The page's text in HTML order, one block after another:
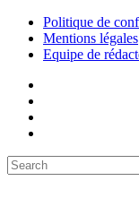
Politique de
Mentions légales
Equipe de